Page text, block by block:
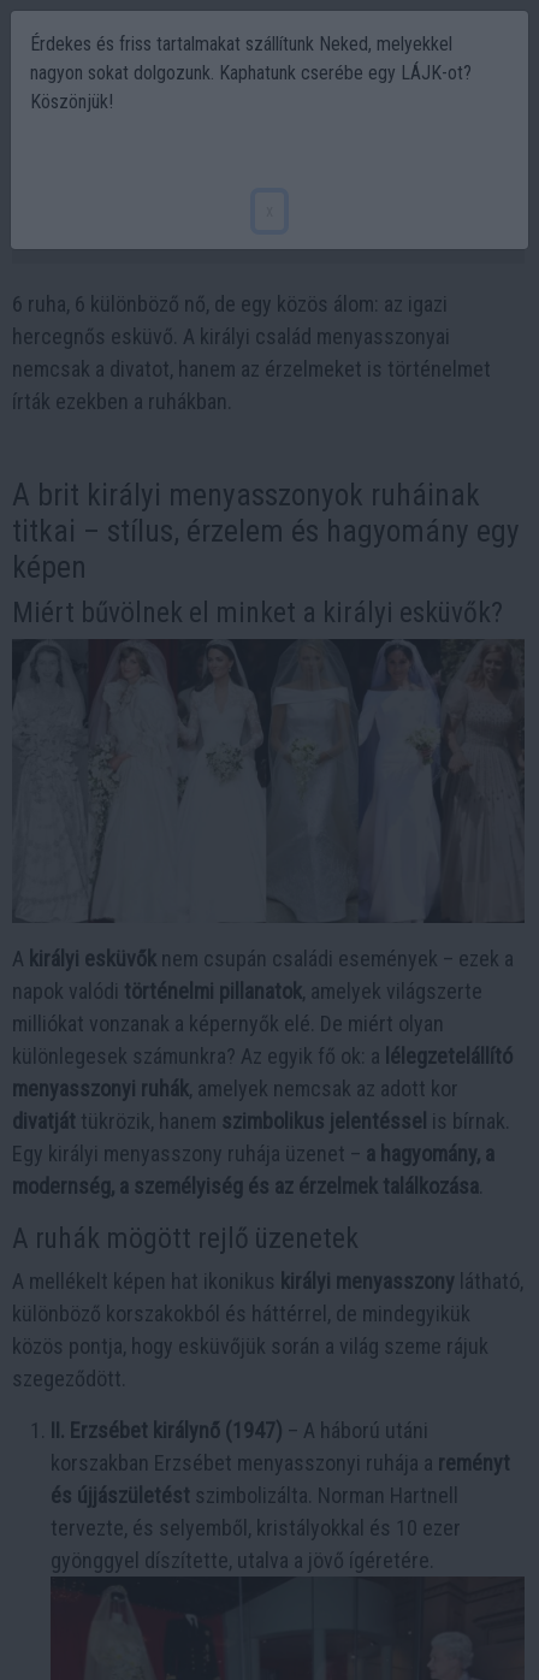
6 ruha, 6 különböző nő, de egy közös álom: az igazi
hercegnős esküvő. A királyi család menyasszonyai
nemcsak a divatot, hanem az érzelmeket is történelmet
írták ezekben a ruhákban.
A brit királyi menyasszonyok ruháinak
titkai – stílus, érzelem és hagyomány egy
képen
Miért bűvölnek el minket a királyi esküvők?
A királyi esküvők nem csupán családi események – ezek a
napok valódi történelmi pillanatok, amelyek világszerte
milliókat vonzanak a képernyők elé. De miért olyan
különlegesek számunkra? Az egyik fő ok: a lélegzetelállító
menyasszonyi ruhák, amelyek nemcsak az adott kor
divatját tükrözik, hanem szimbolikus jelentéssel is bírnak.
Egy királyi menyasszony ruhája üzenet – a hagyomány, a
modernség, a személyiség és az érzelmek találkozása
A ruhák mögött rejlő üzenetek
A mellékelt képen hat ikonikus királyi menyasszony látható,
különböző korszakokból és háttérrel, de mindegyikük
közös pontja, hogy esküvőjük során a világ szeme rájuk
szegeződött.
II. Erzsébet királynő (1947) – A háború utáni
korszakban Erzsébet menyasszonyi ruhája a reményt
és újjászületést szimbolizálta. Norman Hartnell
tervezte, és selyemből, kristályokkal és 10 ezer
gyönggyel díszítette, utalva a jövő ígéretére.
Érdekes és friss tartalmakat szállítunk Neked, melyekkel
nagyon sokat dolgozunk. Kaphatunk cserébe egy LÁJK-ot?
Köszönjük!